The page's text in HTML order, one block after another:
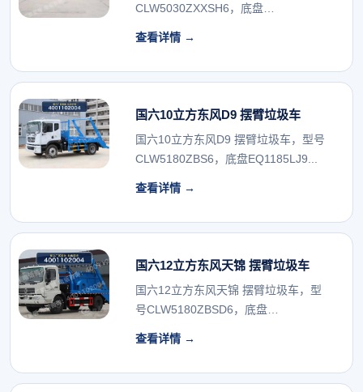
CLW5030ZXXSH6，底盘
查看详情 →
国六10立方东风D9 摆臂垃圾车
国六10立方东风D9 摆臂垃圾车，型号
CLW5180ZBS6，底盘EQ1185LJ9...
查看详情 →
国六12立方东风天锦 摆臂垃圾车
国六12立方东风天锦 摆臂垃圾车，型
号CLW5180ZBSD6，底盘
查看详情 →